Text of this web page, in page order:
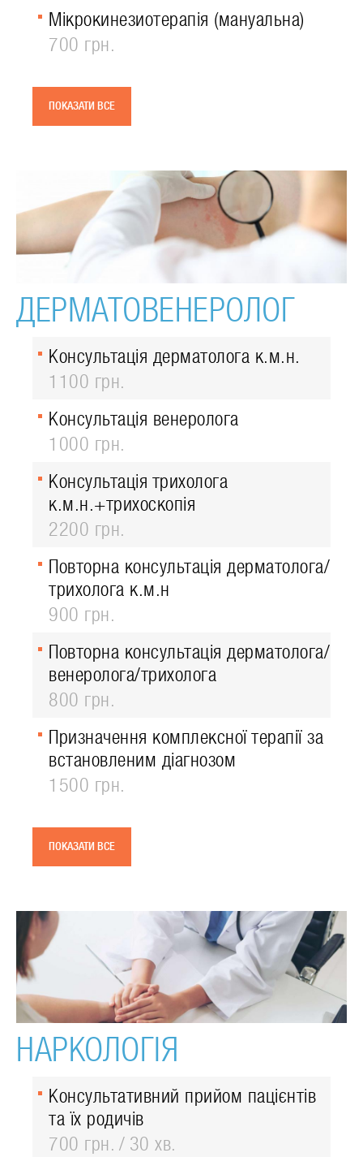
Мікрокинезиотерапія (мануальна)
700 грн.
ПОКАЗАТИ ВСЕ
ДЕРМАТОВЕНЕРОЛОГ
Консультація дерматолога к.м.н.
1100 грн.
Консультація венеролога
1000 грн.
Консультація трихолога
к.м.н.+трихоскопія
2200 грн.
Повторна консультація дерматолога/
трихолога к.м.н
900 грн.
Повторна консультація дерматолога/
венеролога/трихолога
800 грн.
Призначення комплексної терапії за
встановленим діагнозом
1500 грн.
ПОКАЗАТИ ВСЕ
НАРКОЛОГІЯ
Консультативний прийом пацієнтів
та їх родичів
700 грн.
30 хв.